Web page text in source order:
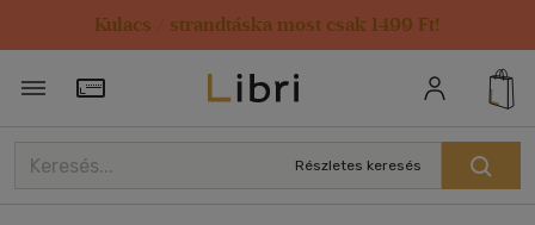
Kulacs / strandtáska most csak 1499 Ft!
Törzsvásárlói Kártya adatai
Részletes keresés